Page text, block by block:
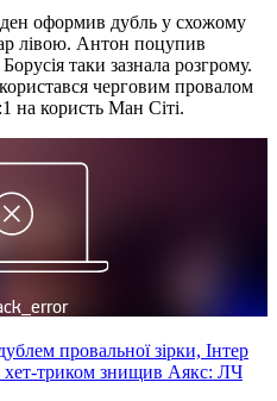
оформив дубль у схожому
лівою. Антон поцупив
таки зазнала розгрому.
черговим провалом
на користь Ман Сіті.
провальної зірки, Інтер
хет-триком знищив Аякс: ЛЧ